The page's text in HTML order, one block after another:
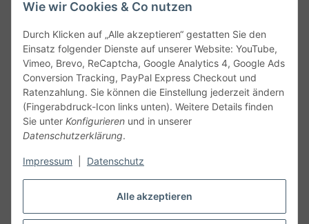
Alle akzeptieren
Wie wir Cookies & Co nutzen
Durch Klicken auf „Alle akzeptieren“ gestatten Sie den
Einsatz folgender Dienste auf unserer Website: YouTube,
Vimeo, Brevo, ReCaptcha, Google Analytics 4, Google Ads
Conversion Tracking, PayPal Express Checkout und
Ratenzahlung. Sie können die Einstellung jederzeit ändern
(Fingerabdruck-Icon links unten). Weitere Details finden
Sie unter Konfigurieren und in unserer
Datenschutzerklärung.
Impressum Datenschutz
Service
Gesetzliche Informationen
Alle technischen Angaben ohne Gewähr. Irrtümer und fehlerhafte
Angaben vorbehalten. Wenn Sie Datenblätter oder spezielle
unseren Kundenservice. Abbildungen der Artikel können
Vertrag widerrufen